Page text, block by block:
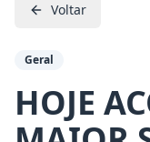
Voltar
Geral
HOJE